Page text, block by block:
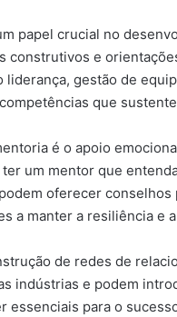
papel crucial no
construtivos e
liderança, gestão de
que
é o apoio
um mentor que
oferecer
a manter a resiliência e
de redes de
indústrias e podem
para o